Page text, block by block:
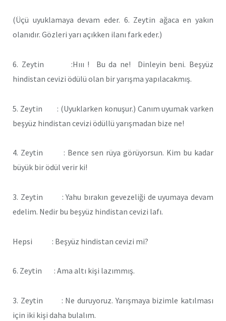
(Üçü uyuklamaya devam eder. 6. Zeytin ağaca en yakın
olanıdır. Gözleri yarı açıkken ilanı fark eder.)
6. Zeytin :Hııı ! Bu da ne! Dinleyin beni. Beşyüz
hindistan cevizi ödülü olan bir yarışma yapılacakmış.
5. Zeytin : (Uyuklarken konuşur.) Canım uyumak varken
beşyüz hindistan cevizi ödüllü yarışmadan bize ne!
4. Zeytin : Bence sen rüya görüyorsun. Kim bu kadar
büyük bir ödül verir ki!
3. Zeytin : Yahu bırakın gevezeliği de uyumaya devam
edelim. Nedir bu beşyüz hindistan cevizi lafı.
Hepsi : Beşyüz hindistan cevizi mi?
6. Zeytin : Ama altı kişi lazımmış.
3. Zeytin : Ne duruyoruz. Yarışmaya bizimle katılması
için iki kişi daha bulalım.